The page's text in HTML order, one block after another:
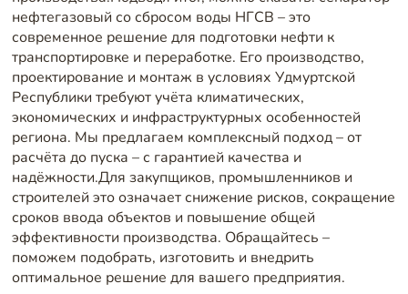
нефтегазовый со сбросом воды НГСВ – это
современное решение для подготовки нефти к
транспортировке и переработке. Его производство,
проектирование и монтаж в условиях Удмуртской
Республики требуют учёта климатических,
экономических и инфраструктурных особенностей
региона. Мы предлагаем комплексный подход – от
расчёта до пуска – с гарантией качества и
надёжности.Для закупщиков, промышленников и
строителей это означает снижение рисков, сокращение
сроков ввода объектов и повышение общей
эффективности производства. Обращайтесь –
поможем подобрать, изготовить и внедрить
оптимальное решение для вашего предприятия.